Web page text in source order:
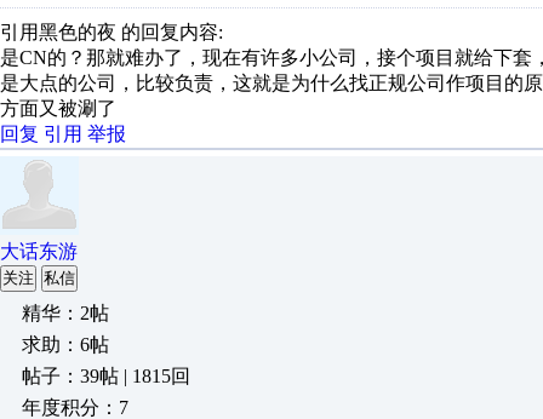
引用黑色的夜 的回复内容:
是CN的？那就难办了，现在有许多小公司，接个项目就给下套
是大点的公司，比较负责，这就是为什么找正规公司作项目的
方面又被涮了
回复 引用 举报
大话东游
关注 私信
精华：2帖
求助：6帖
帖子：39帖 | 1815回
年度积分：7